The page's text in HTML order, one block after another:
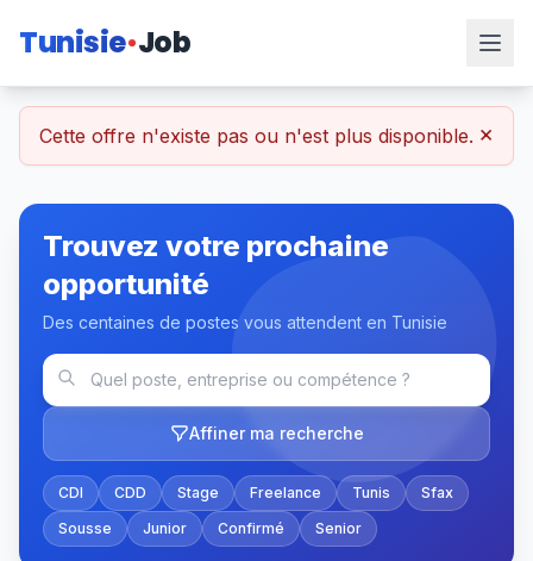
Tunisie Job
Cette offre n'existe pas ou n'est plus disponible. ×
Trouvez votre prochaine
opportunité
Des centaines de postes vous attendent en Tunisie
Affiner ma recherche
CDI CDD Stage Freelance Tunis
Sfax
Sousse
Junior Confirmé Senior